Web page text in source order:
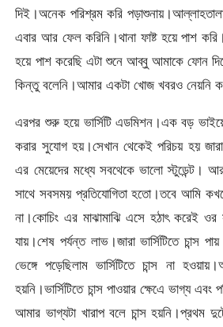
দিই।অনেক পরিশ্রম করি
এবার আর ফেল করিনি।থানা ফাষ্ট হয়ে পাশ
হয়ে পাশ করেছি এটা শুনে আব্বু আমাকে ফোন
কিন্তু বলেনি।আমার একটা খোজ খবরও নেয়নি
এরপর শুরু হয়ে ভার্সিটি এডমিশন।এক বড়
করার সুযোগ হয়।সেখান থেকেই পরিচয় হয়
এর মেয়েদের মধ্যে সবথেকে ভালো স্টুডেন্ট।
সাথে সবসময় প্রতিযোগিতা হতো।তবে আমি
না।কোচিং এর মাঝামাঝি এসে হঠাৎ করেই ওর
যায়।শেষ পর্যন্ত লাভ।জারা ভার্সিটিতে চান্স
ভেঙ্গে পড়েছিলাম ভার্সিটিতে চান্স না
হয়নি।ভার্সিটিতে চান্স পাওয়ার ক্ষেএে ভাগ্য
আমার ভাগ্যটা খারাপ বলে চান্স হয়নি।প্রথম দুটো